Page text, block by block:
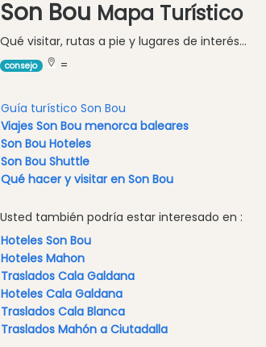
en
barco
Café
y
Alimentos
y
Bebidas
Cultura
Para
en
vivo
Discoteca
Terrazas
Chiringuitos
Son Bou Mapa Turístico
Qué visitar, rutas a pie y lugares de interés...
consejo =
Guía turístico Son Bou
Viajes Son Bou menorca baleares
Son Bou Hoteles
Son Bou Shuttle
Qué hacer y visitar en Son Bou
Usted también podría estar interesado en :
Hoteles Son Bou
Hoteles Mahon
Traslados Cala Galdana
Hoteles Cala Galdana
Traslados Cala Blanca
Traslados Mahón a Ciutadalla